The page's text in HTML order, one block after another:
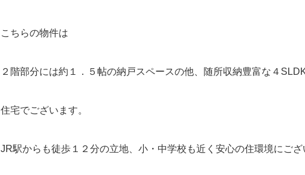
こちらの物件は
２階部分には約１．５帖の納戸スペースの他、随所収納豊富な４
住宅でございます。
JR駅からも徒歩１２分の立地、小・中学校も近く安心の住環境にござ